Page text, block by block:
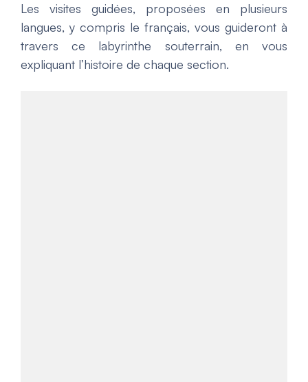
Les visites guidées, proposées en plusieurs
langues, y compris le français, vous guideront à
travers ce labyrinthe souterrain, en vous
expliquant l’histoire de chaque section.